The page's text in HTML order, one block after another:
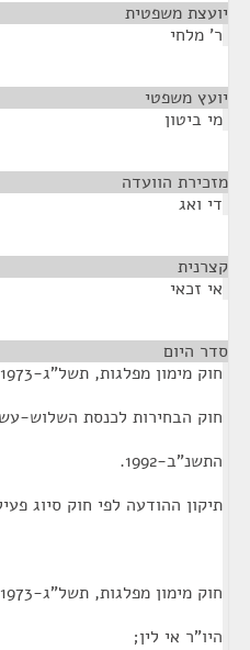
יועצת משפטית
ר' מלחי
יועץ משפטי
מי ביטון
מזכירת הוועדה
די ואג
קצרנית
אי זכאי
סדר היום
חוק מימון מפלגות, תשל"ג-1973.
חוק הבחירות לכנסת השלוש-
התשנ"ב-1992.
תיקון ההודעה לפי חוק סיוג
חוק מימון מפלגות, תשל"ג-1973
היו"ר אי לין;